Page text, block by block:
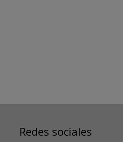
Redes sociales